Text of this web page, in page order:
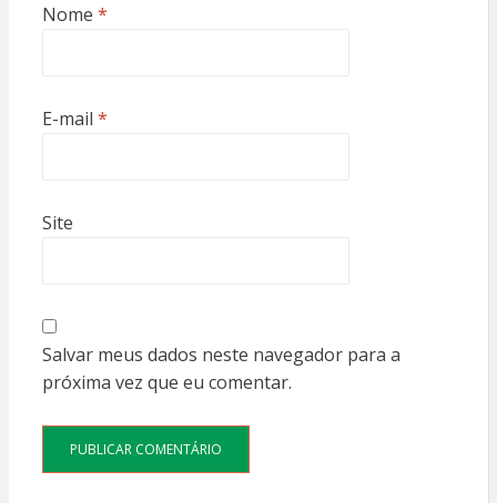
Nome *
E-mail *
Site
Salvar meus dados neste navegador para a
próxima vez que eu comentar.